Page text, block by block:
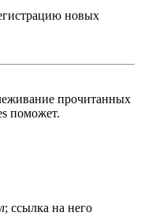
новых
прочитанных
поможет.
; ссылка на него